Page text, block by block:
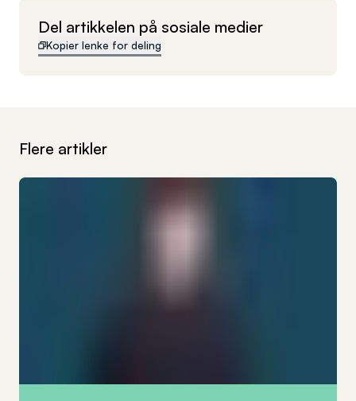
Del artikkelen på sosiale medier
Kopier lenke for deling
Flere artikler